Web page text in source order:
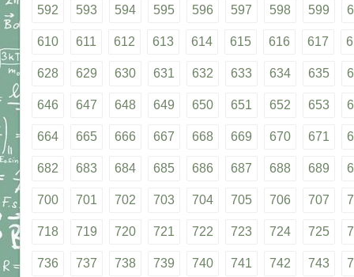
592 593 594 595 596 597 598 599
610 611 612 613 614 615 616 617
628 629 630 631 632 633 634 635
646 647 648 649 650 651 652 653
664 665 666 667 668 669 670 671
682 683 684 685 686 687 688 689
700 701 702 703 704 705 706 707
718 719 720 721 722 723 724 725
736 737 738 739 740 741 742 743